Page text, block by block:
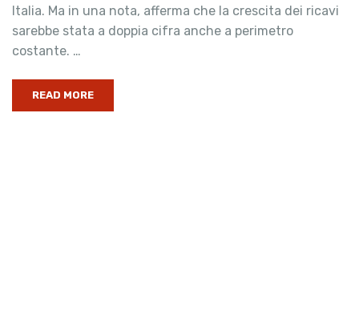
Italia. Ma in una nota, afferma che la crescita dei ricavi
sarebbe stata a doppia cifra anche a perimetro
costante. …
READ MORE